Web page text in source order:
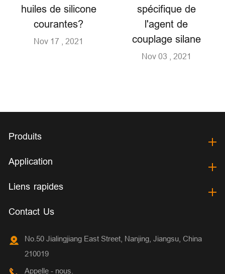
huiles de silicone
courantes?
Nov 17 , 2021
spécifique de
l'agent de
couplage silane
Nov 03 , 2021
Produits
Application
Liens rapides
Contact Us
No.50 Jialingjiang East Street, Nanjing, Jiangsu, China
210019
Appelle - nous.